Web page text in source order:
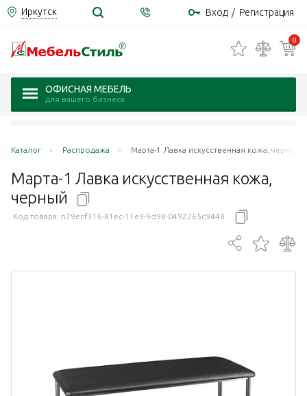
Иркутск Вход / Регистрация
0
ОФИСНАЯ МЕБЕЛЬ
для вашего бизнеса
Каталог Распродажа Марта-1 Лавка искусственная кожа, черный
Марта-1 Лавка искусственная кожа,
черный
Код товара: n79ecf316-81ec-11e9-9d98-0492265c9448